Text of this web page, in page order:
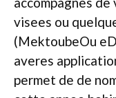
visees ou
(MektoubeOu
averes
permet de de